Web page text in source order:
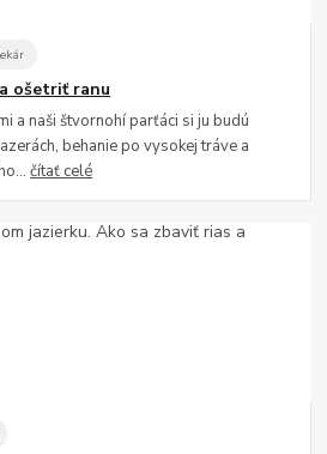
ošetriť ranu
a naši štvornohí parťáci si ju budú
behanie po vysokej tráve a
čítať celé